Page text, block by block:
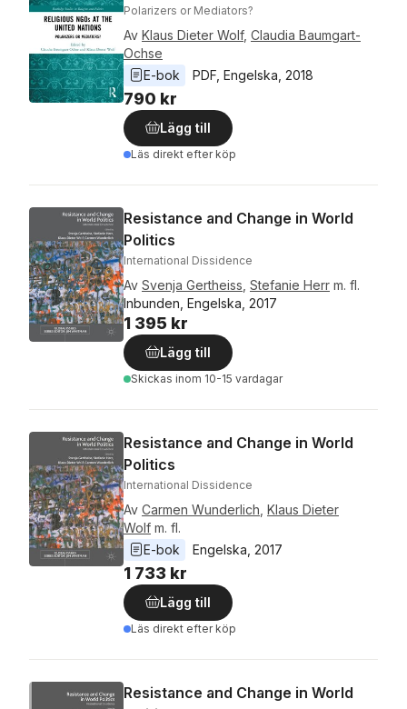
Polarizers or Mediators?
Av Klaus Dieter Wolf, Claudia Baumgart-
Ochse
E-bok
PDF Engelska 2018
790 kr
Lägg till
Läs direkt efter köp
Resistance and Change in World
Politics
International Dissidence
Av Svenja Gertheiss Stefanie Herr m. fl.
Inbunden, Engelska, 2017
1 395 kr
Lägg till
Skickas inom 10-15 vardagar
Resistance and Change in World
Politics
International Dissidence
Av Carmen Wunderlich Klaus Dieter
Wolf m. fl.
E-bok
Engelska 2017
1 733 kr
Lägg till
Läs direkt efter köp
Resistance and Change in World